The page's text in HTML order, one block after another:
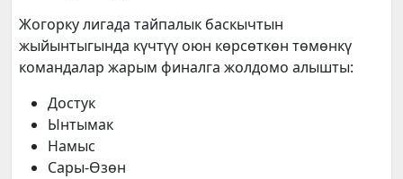
Жогорку лигада тайпалык баскычтын
жыйынтыгында күчтүү оюн көрсөткөн төмөнкү
командалар жарым финалга жолдомо алышты:
Достук
Ынтымак
Намыс
Сары-Өзөн